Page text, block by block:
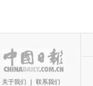
关于我们 联系我们